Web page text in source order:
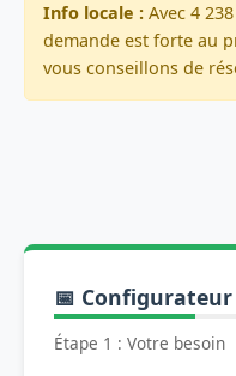
Info locale : Avec 4
demande est forte au
vous conseillons de
📅
Étape 1 : Votre besoin